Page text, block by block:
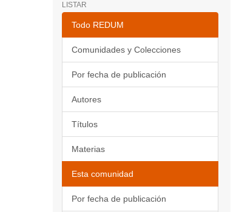
LISTAR
Todo REDUM
Comunidades y Colecciones
Por fecha de publicación
Autores
Títulos
Materias
Esta comunidad
Por fecha de publicación